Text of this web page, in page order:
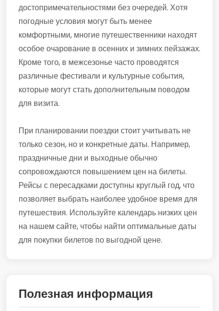
достопримечательностями без очередей. Хотя
погодные условия могут быть менее
комфортными, многие путешественники находят
особое очарование в осенних и зимних пейзажах.
Кроме того, в межсезонье часто проводятся
различные фестивали и культурные события,
которые могут стать дополнительным поводом
для визита.
При планировании поездки стоит учитывать не
только сезон, но и конкретные даты. Например,
праздничные дни и выходные обычно
сопровождаются повышением цен на билеты.
Рейсы с пересадками доступны круглый год, что
позволяет выбрать наиболее удобное время для
путешествия. Используйте календарь низких цен
на нашем сайте, чтобы найти оптимальные даты
для покупки билетов по выгодной цене.
Полезная информация